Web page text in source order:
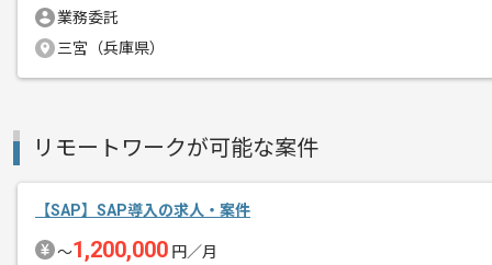
業務委託
三宮（兵庫県）
リモートワークが可能な案件
【SAP】SAP導入の求人・案件
〜1,200,000 円／月